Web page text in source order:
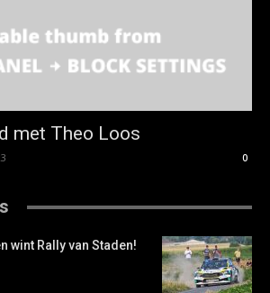
met Theo Loos
0
wint Rally van Staden!